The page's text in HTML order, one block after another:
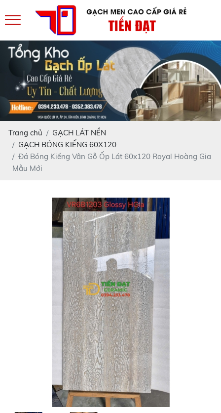
Trang chủ
GẠCH LÁT NỀN
GẠCH BÓNG KIẾNG 60X120
Đá Bóng Kiếng Vân Gỗ Ốp Lát 60x120 Royal Hoàng Gia
Mẫu Mới